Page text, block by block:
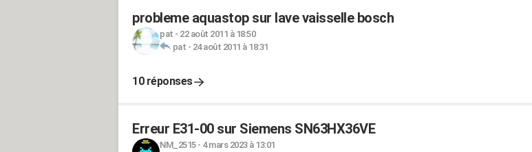
probleme aquastop sur lave vaisselle bosch
pat - 22 août 2011 à 18:50
pat - 24 août 2011 à 18:31
10 réponses
Erreur E31-00 sur Siemens SN63HX36VE
NM_2515- 4 mars 2023 à 13:01